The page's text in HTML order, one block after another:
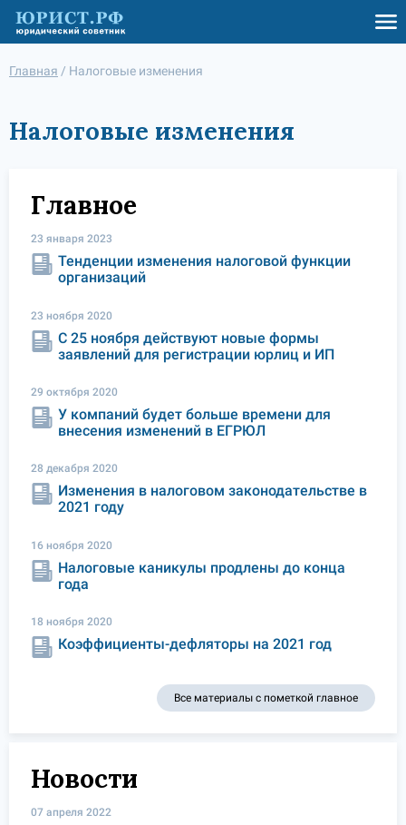
Главная / Налоговые изменения
Налоговые изменения
Главное
23 января 2023
Тенденции изменения налоговой функции
организаций
23 ноября 2020
С 25 ноября действуют новые формы
заявлений для регистрации юрлиц и ИП
29 октября 2020
У компаний будет больше времени для
внесения изменений в ЕГРЮЛ
28 декабря 2020
Изменения в налоговом законодательстве в
2021 году
16 ноября 2020
Налоговые каникулы продлены до конца
года
18 ноября 2020
Коэффициенты-дефляторы на 2021 год
Все материалы с пометкой главное
Новости
07 апреля 2022